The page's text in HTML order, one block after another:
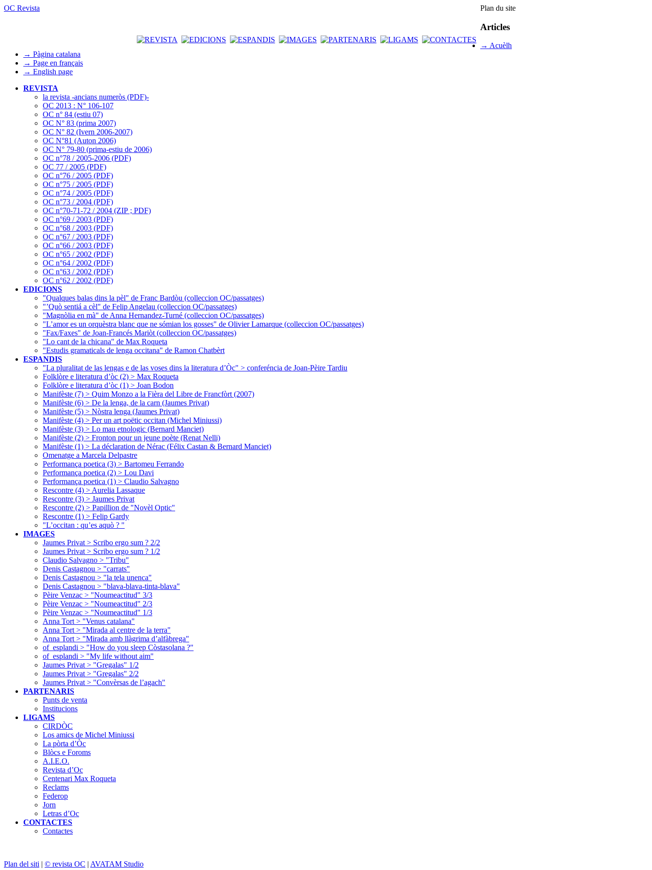
OC Revista Plan du site
Articles
→ Acuèlh
→ Pàgina catalana
→ Page en français
→ English page
REVISTA
la revista -ancians numeròs (PDF)-
OC 2013 : N° 106-107
OC n° 84 (estiu 07)
OC N° 83 (prima 2007)
OC N° 82 (Ivern 2006-2007)
OC N°81 (Auton 2006)
OC N° 79-80 (prima-estiu de 2006)
OC n°78 / 2005-2006 (PDF)
OC 77 / 2005 (PDF)
OC n°76 / 2005 (PDF)
OC n°75 / 2005 (PDF)
OC n°74 / 2005 (PDF)
OC n°73 / 2004 (PDF)
OC n°70-71-72 / 2004 (ZIP ; PDF)
OC n°69 / 2003 (PDF)
OC n°68 / 2003 (PDF)
OC n°67 / 2003 (PDF)
OC n°66 / 2003 (PDF)
OC n°65 / 2002 (PDF)
OC n°64 / 2002 (PDF)
OC n°63 / 2002 (PDF)
OC n°62 / 2002 (PDF)
EDICIONS
"Qualques balas dins la pèl" de Franc Bardòu (colleccion OC/passatges)
"’Quò sentiá a cèl" de Felip Angelau (colleccion OC/passatges)
"Magnòlia en mà" de Anna Hernandez-Turné (colleccion OC/passatges)
"L’amor es un orquèstra blanc que ne sómian los gosses" de Olivier Lamarque (colleccion OC/passatges)
"Fax/Faxes" de Joan-Francés Mariòt (colleccion OC/passatges)
"Lo cant de la chicana" de Max Roqueta
"Estudis gramaticals de lenga occitana" de Ramon Chatbèrt
ESPANDIS
"La pluralitat de las lengas e de las voses dins la literatura d’Òc" > conferéncia de Joan-Pèire Tardiu
Folklòre e literatura d’òc (2) > Max Roqueta
Folklòre e literatura d’òc (1) > Joan Bodon
Manifèste (7) > Quim Monzo a la Fièra del Libre de Francfòrt (2007)
Manifèste (6) > De la lenga, de la carn (Jaumes Privat)
Manifèste (5) > Nòstra lenga (Jaumes Privat)
Manifèste (4) > Per un art poëtic occitan (Michel Miniussi)
Manifèste (3) > Lo mau etnologic (Bernard Manciet)
Manifèste (2) > Fronton pour un jeune poète (Renat Nelli)
Manifèste (1) > La déclaration de Nérac (Félix Castan & Bernard Manciet)
Omenatge a Marcela Delpastre
Performança poetica (3) > Bartomeu Ferrando
Performança poetica (2) > Lou Davi
Performança poetica (1) > Claudio Salvagno
Rescontre (4) > Aurelia Lassaque
Rescontre (3) > Jaumes Privat
Rescontre (2) > Papillion de "Novèl Optic"
Rescontre (1) > Felip Gardy
"L’occitan : qu’es aquò ? "
IMAGES
Jaumes Privat > Scribo ergo sum ? 2/2
Jaumes Privat > Scribo ergo sum ? 1/2
Claudio Salvagno > "Tribu"
Denis Castagnou > "carrats"
Denis Castagnou > "la tela unenca"
Denis Castagnou > "blava-blava-tinta-blava"
Pèire Venzac > "Noumeactitud" 3/3
Pèire Venzac > "Noumeactitud" 2/3
Pèire Venzac > "Noumeactitud" 1/3
Anna Tort > "Venus catalana"
Anna Tort > "Mirada al centre de la terra"
Anna Tort > "Mirada amb llàgrima d’alfàbrega"
of_esplandi > "How do you sleep Còstasolana ?"
of_esplandi > "My life without aim"
Jaumes Privat > "Gregalas" 1/2
Jaumes Privat > "Gregalas" 2/2
Jaumes Privat > "Convèrsas de l’agach"
PARTENARIS
Punts de venta
Institucions
LIGAMS
CIRDÒC
Los amics de Michel Miniussi
La pòrta d’Òc
Blòcs e Foroms
A.I.E.O.
Revista d’Oc
Centenari Max Roqueta
Reclams
Federop
Jorn
Letras d’Oc
CONTACTES
Contactes
Plan del siti | © revista OC | AVATAM Studio